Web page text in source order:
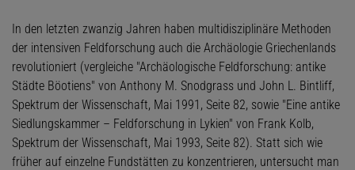
In den letzten zwanzig Jahren haben multidisziplinäre Methoden
der intensiven Feldforschung auch die Archäologie Griechenlands
revolutioniert (vergleiche "Archäologische Feldforschung: antike
Städte Böotiens" von Anthony M. Snodgrass und John L. Bintliff,
Spektrum der Wissenschaft, Mai 1991, Seite 82, sowie "Eine antike
Siedlungskammer – Feldforschung in Lykien" von Frank Kolb,
Spektrum der Wissenschaft, Mai 1993, Seite 82). Statt sich wie
früher auf einzelne Fundstätten zu konzentrieren, untersucht man